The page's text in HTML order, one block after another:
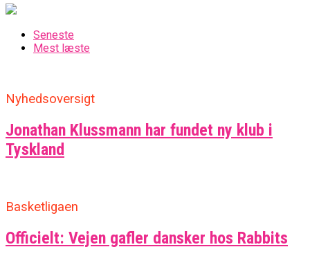
Seneste
Mest læste
Nyhedsoversigt
Jonathan Klussmann har fundet ny klub i
Tyskland
Basketligaen
Officielt: Vejen gafler dansker hos Rabbits